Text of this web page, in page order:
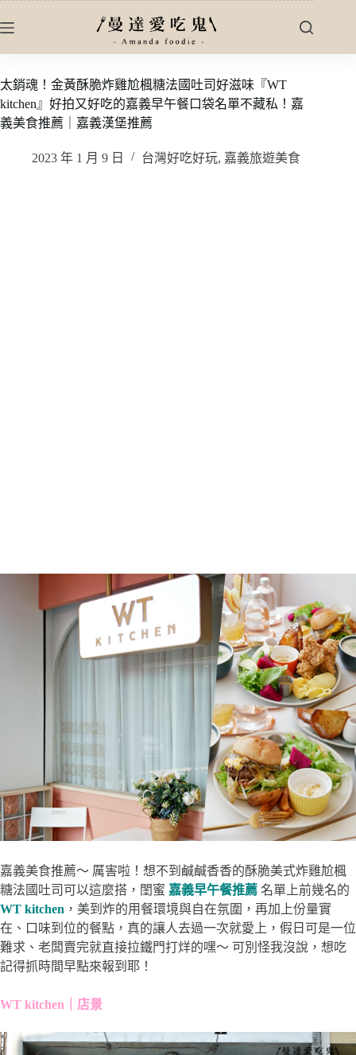
至
內
容
太銷魂！金黃酥脆炸雞尬楓糖法國吐司好滋味『WT
kitchen』好拍又好吃的嘉義早午餐口袋名單不藏私！嘉
義美食推薦｜嘉義漢堡推薦
2023 年 1 月 9 日 台灣好吃好玩, 嘉義旅遊美食
嘉義美食推薦～ 厲害啦！想不到鹹鹹香香的酥脆美式炸雞尬楓
糖法國吐司可以這麼搭，閨蜜 嘉義早午餐推薦 名單上前幾名的
WT kitchen ，美到炸的用餐環境與自在氛圍，再加上份量實
在、口味到位的餐點，真的讓人去過一次就愛上，假日可是一位
難求、老闆賣完就直接拉鐵門打烊的嘿～ 可別怪我沒說，想吃
記得抓時間早點來報到耶！
WT kitchen｜店景